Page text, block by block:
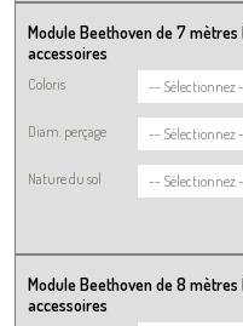
Module Beethoven de 7
accessoires
Coloris
Diam. perçage
Nature du sol
Module Beethoven de 8
accessoires